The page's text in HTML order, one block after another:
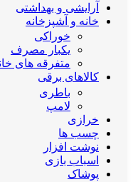
آرایشی و بهداشتی
خانه و آشپزخانه
خوراکی
یکبار مصرف
متفرقه های
کالاهای برقی
باطری
لامپ
خرازی
چسب ها
نوشت افزار
اسباب بازی
پوشاک